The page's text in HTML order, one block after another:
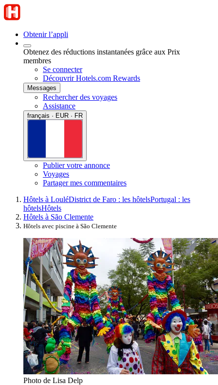
Obtenir l’appli
Obtenez des réductions instantanées grâce aux Prix
membres
Se connecter
Découvrir Hotels.com Rewards
Messages
Rechercher des voyages
Assistance
français · EUR · FR
Publier votre annonce
Voyages
Partager mes commentaires
Hôtels à LouléDistrict de Faro : les hôtelsPortugal : les
hôtelsHôtels
Hôtels à São Clemente
Hôtels avec piscine à São Clemente
Photo de Lisa Delp